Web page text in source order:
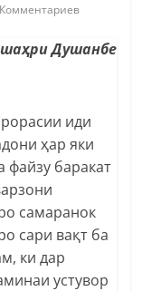
шаҳри Душанбе
иди
ҳар яки
баракат
самаранок
сари вақт ба
ки дар
устувор